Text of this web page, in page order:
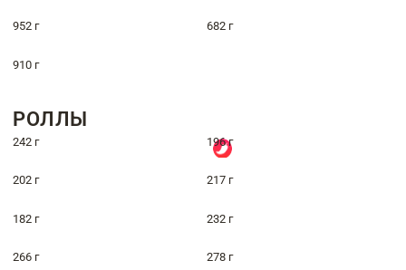
952 г 682 г
910 г
РОЛЛЫ
242 г 196 г
202 г 217 г
182 г 232 г
266 г 278 г